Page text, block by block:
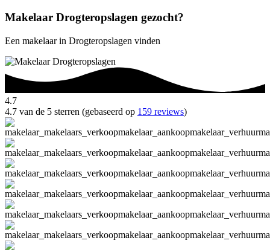
Makelaar Drogteropslagen gezocht?
Een makelaar in Drogteropslagen vinden
4.7
4.7 van de 5 sterren (gebaseerd op 159 reviews)